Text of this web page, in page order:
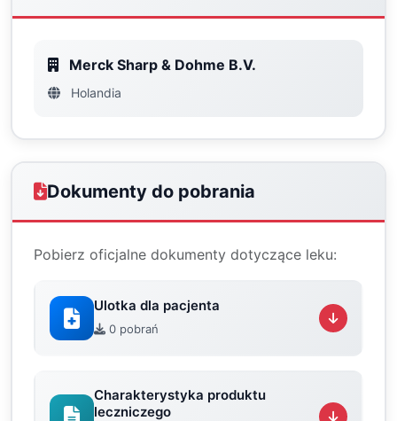
Merck Sharp & Dohme B.V.
Holandia
Dokumenty do pobrania
Pobierz oficjalne dokumenty dotyczące leku:
Ulotka dla pacjenta
0 pobrań
Charakterystyka produktu
leczniczego